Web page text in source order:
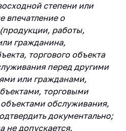
степени или
впечатление о
работы,
гражданина,
торгового объекта
перед другими
или гражданами,
торговыми
обслуживания,
документально;
не допускается.